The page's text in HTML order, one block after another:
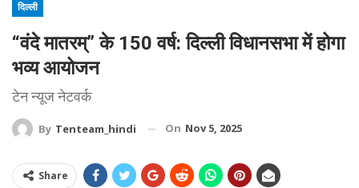
दिल्ली
“वंदे मातरम्” के 150 वर्ष: दिल्ली विधानसभा में होगा
भव्य आयोजन
टेन न्यूज नेटवर्क
By Tenteam_hindi On Nov 5, 2025
Share